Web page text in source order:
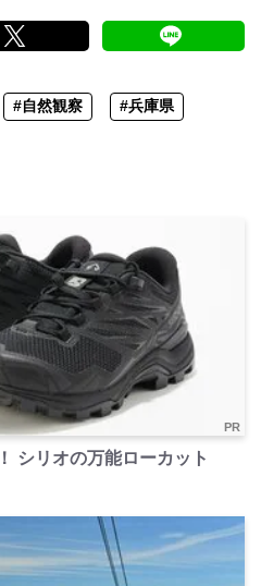
#自然観察 #兵庫県
PR
シリオの万能ローカット